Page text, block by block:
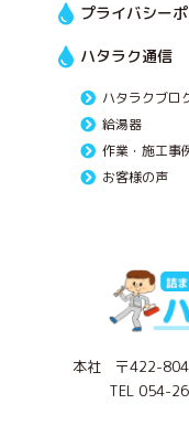
プライバシー
ハタラク通信
ハタラクブロ
給湯器
作業・施工事
お客様の声
本社 〒422-
TEL 054-